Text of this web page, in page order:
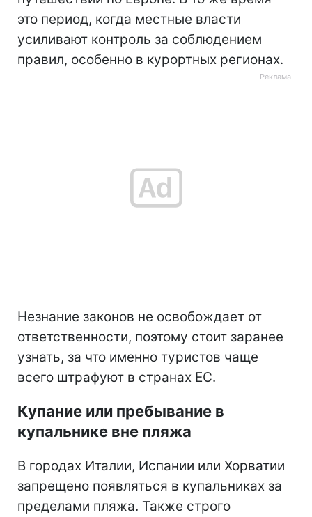
это период, когда местные власти
усиливают контроль за соблюдением
правил, особенно в курортных регионах.
Незнание законов не освобождает от
ответственности, поэтому стоит заранее
узнать, за что именно туристов чаще
всего штрафуют в странах ЕС.
Купание или пребывание в
купальнике вне пляжа
В городах Италии, Испании или Хорватии
запрещено появляться в купальниках за
пределами пляжа. Также строго